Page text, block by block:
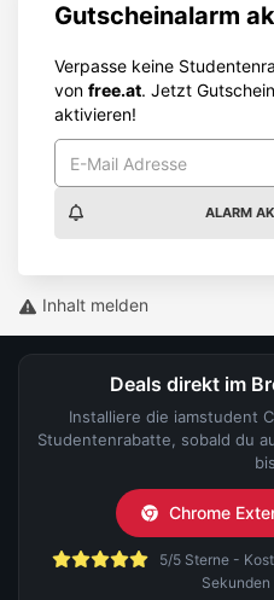
Gutscheinalarm
Verpasse keine
von free.at. Jetzt
aktivieren!
ALARM
Inhalt melden
Deals direkt im
Installiere die iamstudent
Studentenrabatte, sobald du
Chrome
5/5 Sterne -